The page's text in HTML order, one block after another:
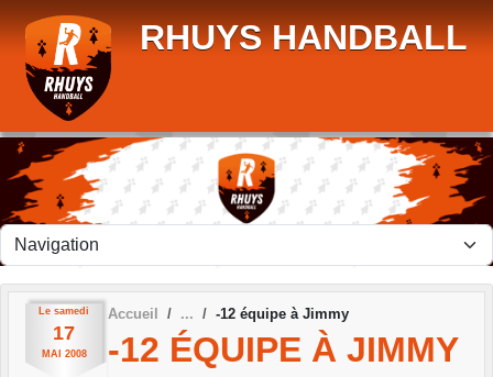
RHUYS HANDBALL
Le samedi
17
MAI 2008
Accueil -12 équipe à Jimmy
-12 ÉQUIPE À JIMMY
Panneau de gestion des cookies